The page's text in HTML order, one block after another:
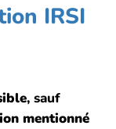
IRSI
, sauf
mentionné